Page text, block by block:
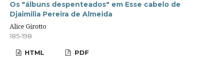
Os "álbuns despenteados" em Esse cabelo de
Djaimilia Pereira de Almeida
Alice Girotto
185-198
HTML PDF